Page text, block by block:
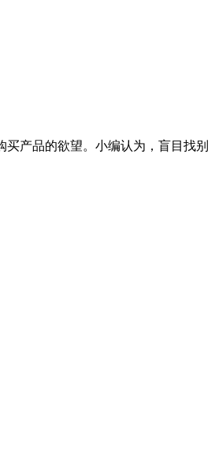
产品的欲望。小编认为，盲目找别